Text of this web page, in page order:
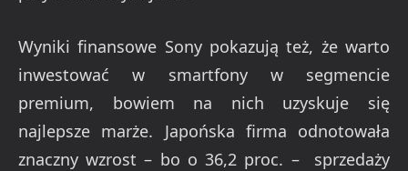
Wyniki finansowe Sony pokazują też, że warto
inwestować w smartfony w segmencie
premium, bowiem na nich uzyskuje się
najlepsze marże. Japońska firma odnotowała
znaczny wzrost – bo o 36,2 proc. – sprzedaży